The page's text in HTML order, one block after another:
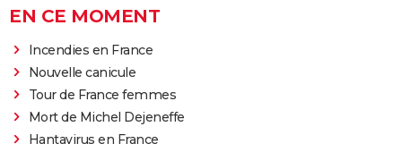
EN CE MOMENT
Incendies en France
Nouvelle canicule
Tour de France femmes
Mort de Michel Dejeneffe
Hantavirus en France